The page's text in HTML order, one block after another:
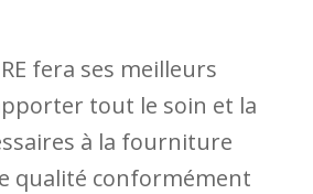
fera ses meilleurs
tout le soin et la
à la fourniture
qualité conformément